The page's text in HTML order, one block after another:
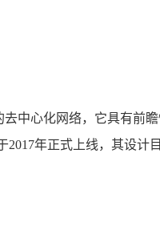
去中心化网络，它具有前
年正式上线，其设